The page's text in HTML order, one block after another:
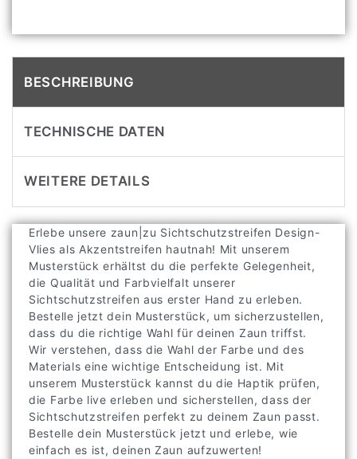
BESCHREIBUNG
TECHNISCHE DATEN
WEITERE DETAILS
Erlebe unsere zaun|zu Sichtschutzstreifen Design-
Vlies als Akzentstreifen hautnah! Mit unserem
Musterstück erhältst du die perfekte Gelegenheit,
die Qualität und Farbvielfalt unserer
Sichtschutzstreifen aus erster Hand zu erleben.
Bestelle jetzt dein Musterstück, um sicherzustellen,
dass du die richtige Wahl für deinen Zaun triffst.
Wir verstehen, dass die Wahl der Farbe und des
Materials eine wichtige Entscheidung ist. Mit
unserem Musterstück kannst du die Haptik prüfen,
die Farbe live erleben und sicherstellen, dass der
Sichtschutzstreifen perfekt zu deinem Zaun passt.
Bestelle dein Musterstück jetzt und erlebe, wie
einfach es ist, deinen Zaun aufzuwerten!